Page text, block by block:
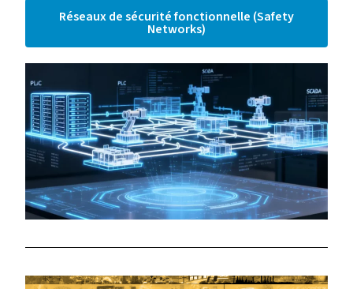
Réseaux de sécurité fonctionnelle (Safety
Networks)